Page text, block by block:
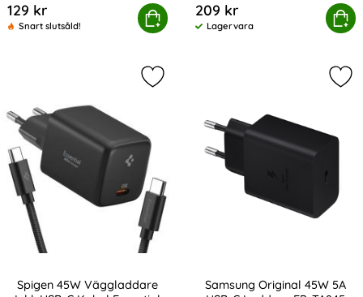
129 kr
Snart slutsåld!
Köp
2m 60W/3A PD USB-C - USB-C Kabel UltraBoost
209 kr
Tillgänglighet:
Lagervara
Köp
Tech-Protect 25W Väggladdare PD
Spigen 45W Väggladdare
Markera spigen 45W Väggladdare
Samsung Original 45W 5A